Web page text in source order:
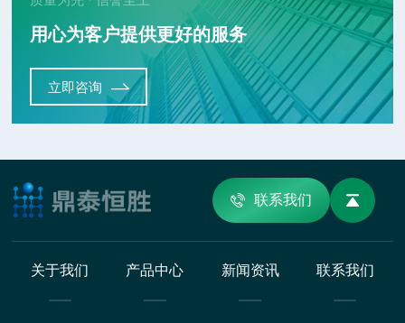
用心为客户提供更好的服务
立即咨询
联系我们
关于我们 产品中心 新闻资讯 联系我们